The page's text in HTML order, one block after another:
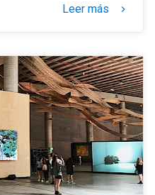
Leer más keyboard_arrow_right